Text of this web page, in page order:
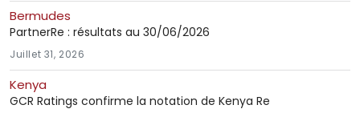
Bermudes
PartnerRe : résultats au 30/06/2026
Juillet 31, 2026
Kenya
GCR Ratings confirme la notation de Kenya Re